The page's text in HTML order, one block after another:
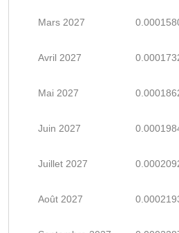
Mars 2027
Avril 2027
Mai 2027
Juin 2027
Juillet 2027
Août 2027